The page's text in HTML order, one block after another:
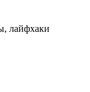
лайфхаки